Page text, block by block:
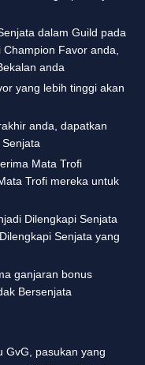
dalam Guild pada
Favor anda,
anda
yang lebih tinggi akan
anda, dapatkan
Mata Trofi
Trofi mereka untuk
Dilengkapi Senjata
Senjata yang
ganjaran bonus
Bersenjata
GvG, pasukan yang